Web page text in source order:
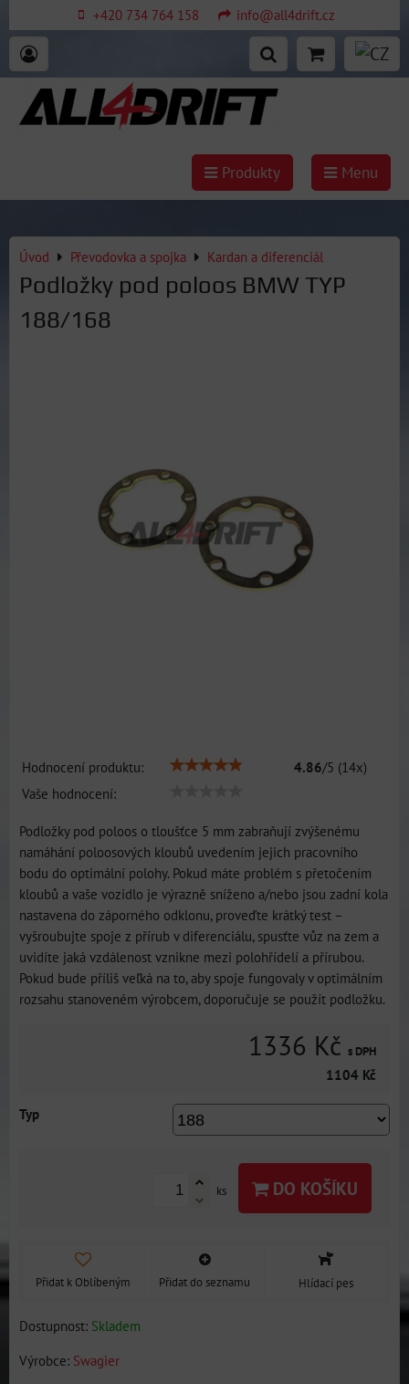
+420 734 764 158 info@all4drift.cz
Produkty Menu
Úvod Převodovka a spojka Kardan a diferenciál
Podložky pod poloos BMW TYP
188/168
Hodnocení produktu: 4.86/5 (14x)
Vaše hodnocení:
Podložky pod poloos o tloušťce 5 mm zabraňují zvýšenému
namáhání poloosových kloubů uvedením jejich pracovního
bodu do optimální polohy. Pokud máte problém s přetočením
kloubů a vaše vozidlo je výrazně sníženo a/nebo jsou zadní kola
nastavena do záporného odklonu, proveďte krátký test –
vyšroubujte spoje z přírub v diferenciálu, spusťte vůz na zem a
uvidíte jaká vzdálenost vznikne mezi polohřídelí a přírubou.
Pokud bude příliš veľká na to, aby spoje fungovaly v optimálním
rozsahu stanoveném výrobcem, doporučuje se použít podložku.
1336 Kč s DPH
1104 Kč
Typ
ks DO KOŠÍKU
Přidat k Oblíbeným Přidat do seznamu Hlídací pes
Dostupnost: Skladem
Výrobce: Swagier